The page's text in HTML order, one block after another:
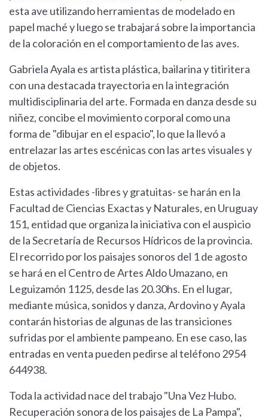
esta ave utilizando herramientas de modelado en
papel maché y luego se trabajará sobre la importancia
de la coloración en el comportamiento de las aves.
Gabriela Ayala es artista plástica, bailarina y titiritera
con una destacada trayectoria en la integración
multidisciplinaria del arte. Formada en danza desde su
niñez, concibe el movimiento corporal como una
forma de "dibujar en el espacio", lo que la llevó a
entrelazar las artes escénicas con las artes visuales y
de objetos.
Estas actividades -libres y gratuitas- se harán en la
Facultad de Ciencias Exactas y Naturales, en Uruguay
151, entidad que organiza la iniciativa con el auspicio
de la Secretaría de Recursos Hídricos de la provincia.
El recorrido por los paisajes sonoros del 1 de agosto
se hará en el Centro de Artes Aldo Umazano, en
Leguizamón 1125, desde las 20.30hs. En el lugar,
mediante música, sonidos y danza, Ardovino y Ayala
contarán historias de algunas de las transiciones
sufridas por el ambiente pampeano. En ese caso, las
entradas en venta pueden pedirse al teléfono 2954
644938.
Toda la actividad nace del trabajo "Una Vez Hubo.
Recuperación sonora de los paisajes de La Pampa",